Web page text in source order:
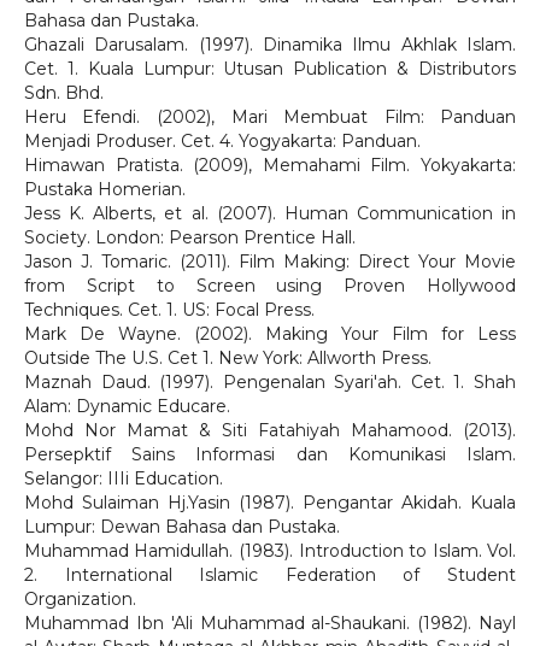
Bahasa dan Pustaka.
Ghazali Darusalam. (1997). Dinamika Ilmu Akhlak Islam.
Cet. 1. Kuala Lumpur: Utusan Publication & Distributors
Sdn. Bhd.
Heru Efendi. (2002), Mari Membuat Film: Panduan
Menjadi Produser. Cet. 4. Yogyakarta: Panduan.
Himawan Pratista. (2009), Memahami Film. Yokyakarta:
Pustaka Homerian.
Jess K. Alberts, et al. (2007). Human Communication in
Society. London: Pearson Prentice Hall.
Jason J. Tomaric. (2011). Film Making: Direct Your Movie
from Script to Screen using Proven Hollywood
Techniques. Cet. 1. US: Focal Press.
Mark De Wayne. (2002). Making Your Film for Less
Outside The U.S. Cet 1. New York: Allworth Press.
Maznah Daud. (1997). Pengenalan Syari'ah. Cet. 1. Shah
Alam: Dynamic Educare.
Mohd Nor Mamat & Siti Fatahiyah Mahamood. (2013).
Persepktif Sains Informasi dan Komunikasi Islam.
Selangor: IIIi Education.
Mohd Sulaiman Hj.Yasin (1987). Pengantar Akidah. Kuala
Lumpur: Dewan Bahasa dan Pustaka.
Muhammad Hamidullah. (1983). Introduction to Islam. Vol.
2. International Islamic Federation of Student
Organization.
Muhammad Ibn 'Ali Muhammad al-Shaukani. (1982). Nayl